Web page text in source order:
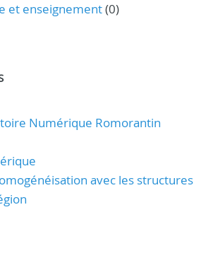
et enseignement(0)
Numérique Romorantin
avec les structures